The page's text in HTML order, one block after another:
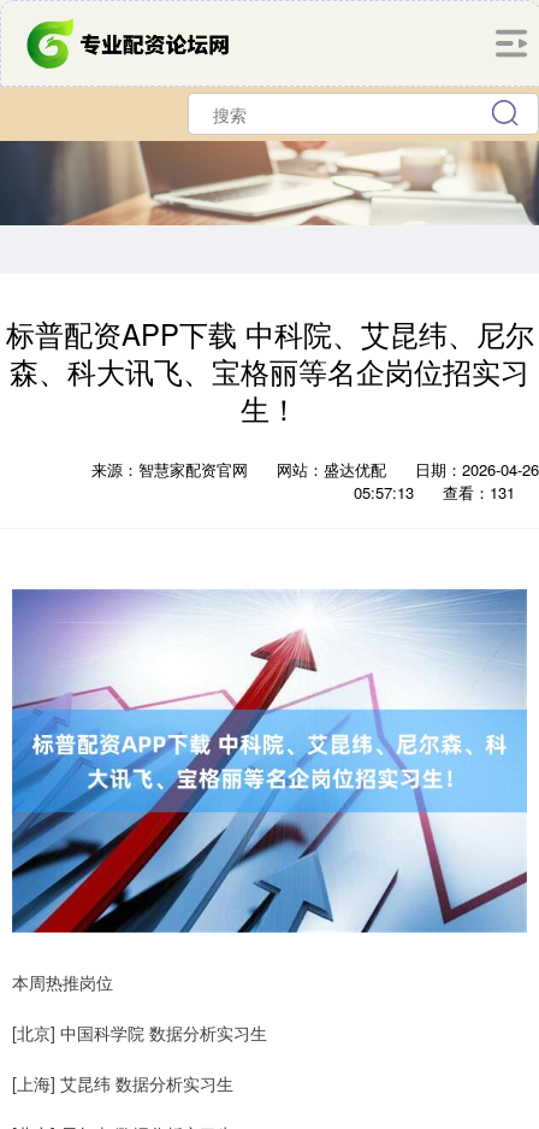
标普配资APP下载 中科院、艾昆纬、尼尔
森、科大讯飞、宝格丽等名企岗位招实习
生！
来源：智慧家配资官网 网站：盛达优配
日期：2026-04-26
05:57:13
查看：131
本周热推岗位
[北京] 中国科学院 数据分析实习生
[上海] 艾昆纬 数据分析实习生